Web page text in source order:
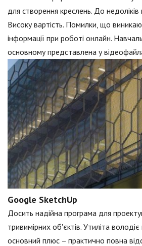
для створення креслень. До
Високу вартість. Помилки, що
інформації при роботі онлайн.
основному представлена у
Google SketchUp
Досить надійна програма для
тривимірних об'єктів. Утиліта
основний плюс – практично повна